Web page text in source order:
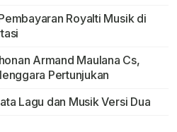
Royalti Musik di
Armand Maulana Cs,
Pertunjukan
Lagu dan Musik Versi Dua